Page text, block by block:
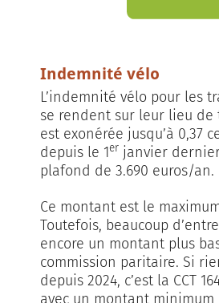
Indemnité vélo
L’indemnité vélo pour les
se rendent sur leur lieu de
est exonérée jusqu’à 0,37
depuis le 1er janvier
plafond de 3.690 euros/an.
Ce montant est le
Toutefois, beaucoup
encore un montant plus
commission paritaire. Si
depuis 2024, c’est la CCT
avec un montant minimum